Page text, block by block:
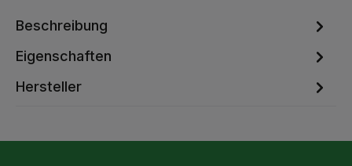
Beschreibung
Eigenschaften
Hersteller